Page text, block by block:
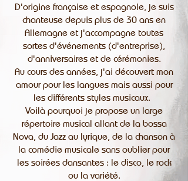
D'origine française et espagnole, je suis
chanteuse depuis plus de 30 ans en
Allemagne et j'accompagne toutes
sortes d'événements (d'entreprise),
d'anniversaires et de cérémonies.
Au cours des années, j'ai découvert mon
amour pour les langues mais aussi pour
les différents styles musicaux. ​
Voilà pourquoi je propose un large
répertoire musical allant de la bossa
Nova, du Jazz au lyrique, de la chanson à
la comédie musicale sans oublier pour
les soirées dansantes : le disco, le rock
ou la variété.